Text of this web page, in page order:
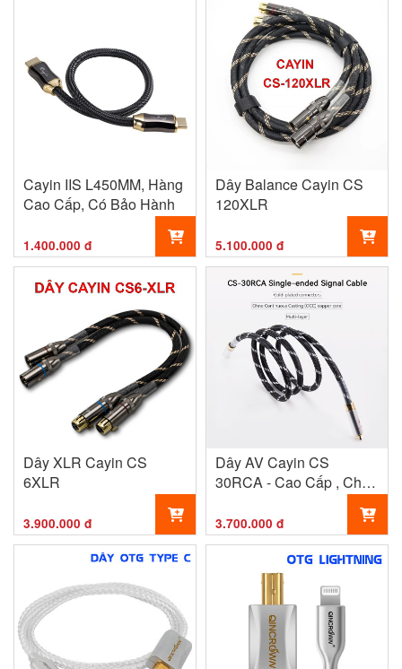
Cayin IIS L450MM, Hàng
Cao Cấp, Có Bảo Hành
1.400.000 đ
Dây Balance Cayin CS
120XLR
5.100.000 đ
Dây XLR Cayin CS
6XLR
3.900.000 đ
Dây AV Cayin CS
30RCA - Cao Cấp , Chất
3.700.000 đ